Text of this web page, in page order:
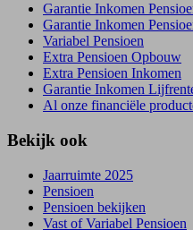
Garantie Inkomen
Garantie Inkomen
Variabel Pensioen
Extra Pensioen Opbouw
Extra Pensioen Inkomen
Garantie Inkomen
Al onze financiële
Bekijk ook
Jaarruimte 2025
Pensioen
Pensioen bekijken
Vast of Variabel Pensioen